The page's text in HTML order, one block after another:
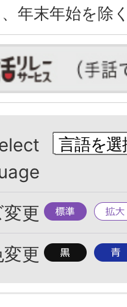
、年末年始を除
更 標
準
拡
大
更 背
色
背
色